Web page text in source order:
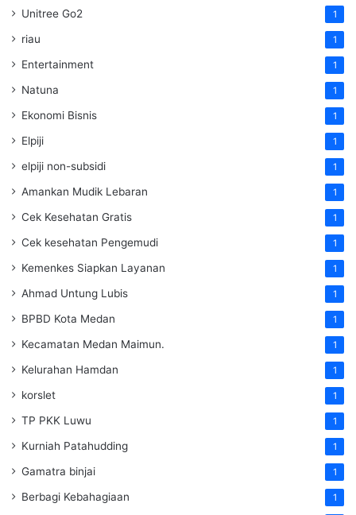
Unitree Go2 1
riau 1
Entertainment 1
Natuna 1
Ekonomi Bisnis 1
Elpiji 1
elpiji non-subsidi 1
Amankan Mudik Lebaran 1
Cek Kesehatan Gratis 1
Cek kesehatan Pengemudi 1
Kemenkes Siapkan Layanan 1
Ahmad Untung Lubis 1
BPBD Kota Medan 1
Kecamatan Medan Maimun. 1
Kelurahan Hamdan 1
korslet 1
TP PKK Luwu 1
Kurniah Patahudding 1
Gamatra binjai 1
Berbagi Kebahagiaan 1